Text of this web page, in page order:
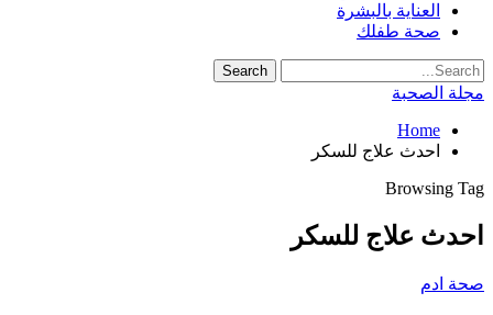
العناية بالبشرة
صحة طفلك
مجلة الصحبة
Home
احدث علاج للسكر
Browsing Tag
احدث علاج للسكر
صحة ادم